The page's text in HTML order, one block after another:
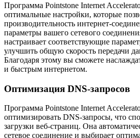
Программа Pointstone Internet
оптимальные настройки, которые
производительность интернет-
параметры вашего сетевого
настраивает соответствующие
улучшить общую скорость передачи
Благодаря этому вы сможете
и быстрым интернетом.
Оптимизация DNS-запросов
Программа Pointstone Internet
оптимизировать DNS-запросы, что
загрузки веб-страниц. Она
сетевое соединение и выбирает